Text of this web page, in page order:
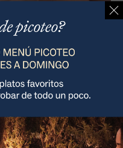
zonas con vecinos más
Ibáñez. Y es que esta